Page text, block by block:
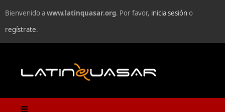
Bienvenido awww.latinquasar.org. Por favor, inicia sesióno
regístrate.